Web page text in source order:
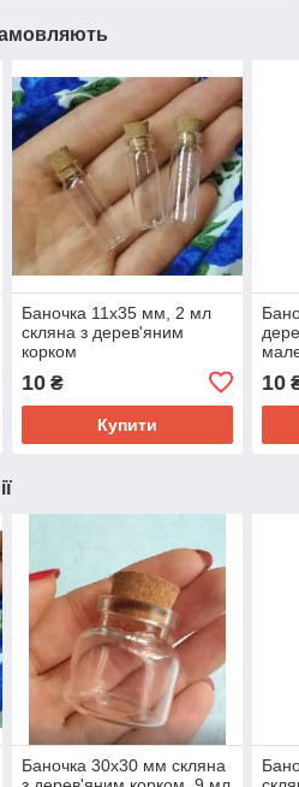
Баночка 11х35 мм, 2 мл
скляна з дерев'яним
корком
10₴
Купити
10
Баночка 30х30 мм скляна